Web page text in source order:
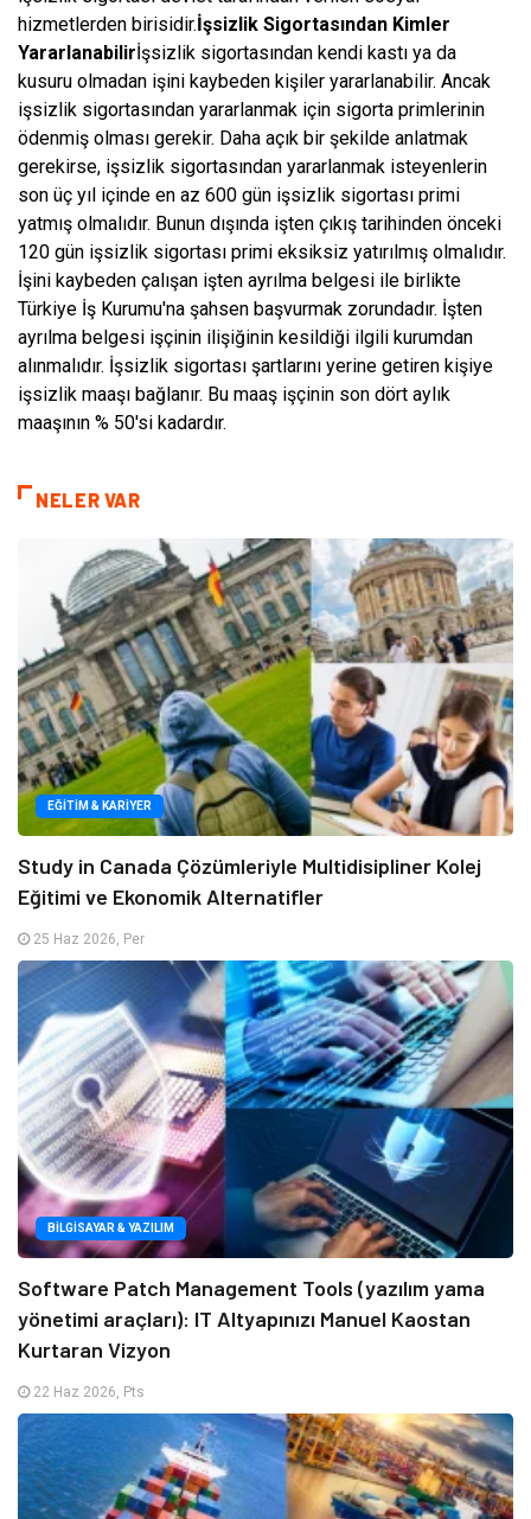
hizmetlerden birisidir.İşsizlik Sigortasından Kimler
Yararlanabilirİşsizlik sigortasından kendi kastı ya da
kusuru olmadan işini kaybeden kişiler yararlanabilir. Ancak
işsizlik sigortasından yararlanmak için sigorta primlerinin
ödenmiş olması gerekir. Daha açık bir şekilde anlatmak
gerekirse, işsizlik sigortasından yararlanmak isteyenlerin
son üç yıl içinde en az 600 gün işsizlik sigortası primi
yatmış olmalıdır. Bunun dışında işten çıkış tarihinden önceki
120 gün işsizlik sigortası primi eksiksiz yatırılmış olmalıdır.
İşini kaybeden çalışan işten ayrılma belgesi ile birlikte
Türkiye İş Kurumu'na şahsen başvurmak zorundadır. İşten
ayrılma belgesi işçinin ilişiğinin kesildiği ilgili kurumdan
alınmalıdır. İşsizlik sigortası şartlarını yerine getiren kişiye
işsizlik maaşı bağlanır. Bu maaş işçinin son dört aylık
maaşının % 50'si kadardır.
NELER VAR
EĞITIM & KARIYER
Study in Canada Çözümleriyle Multidisipliner Kolej
Eğitimi ve Ekonomik Alternatifler
25 Haz 2026, Per
BILGISAYAR & YAZILIM
Software Patch Management Tools (yazılım yama
yönetimi araçları): IT Altyapınızı Manuel Kaostan
Kurtaran Vizyon
22 Haz 2026, Pts